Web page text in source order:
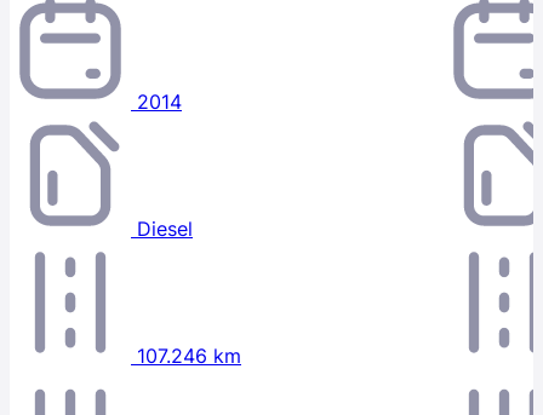
2014
Diesel
107.246 km